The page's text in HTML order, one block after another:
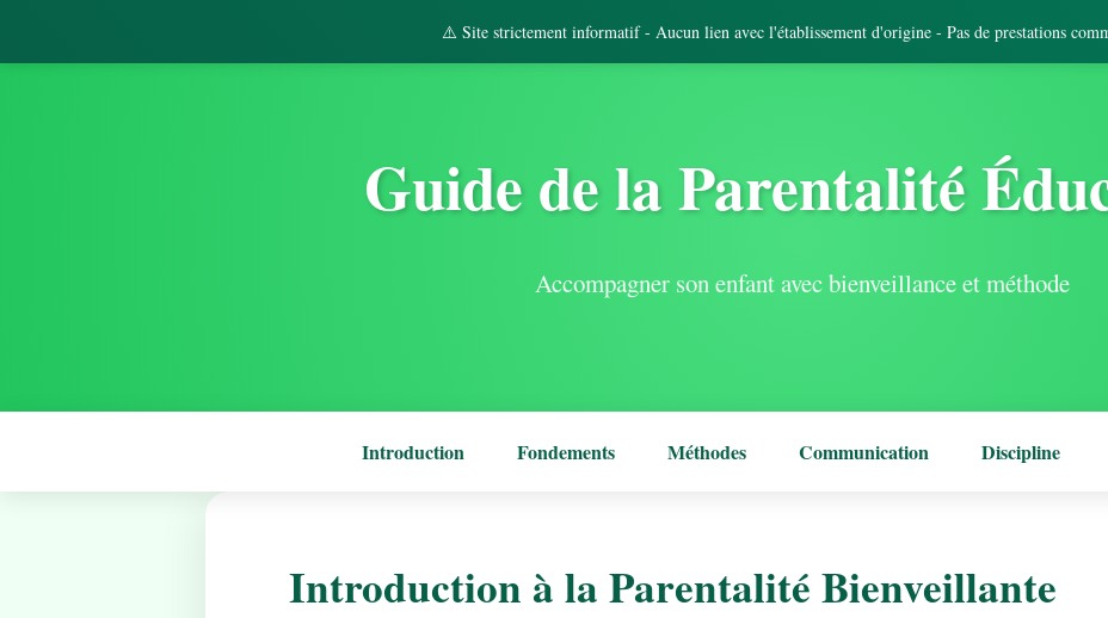
⚠️ Site strictement informatif - Aucun lien avec l'établissement d'origine - Pas de prestations
Guide de la Parentalité
Accompagner son enfant avec bienveillance et méthode
Introduction Fondements Méthodes Communication Discipline
Introduction à la Parentalité Bienveillante